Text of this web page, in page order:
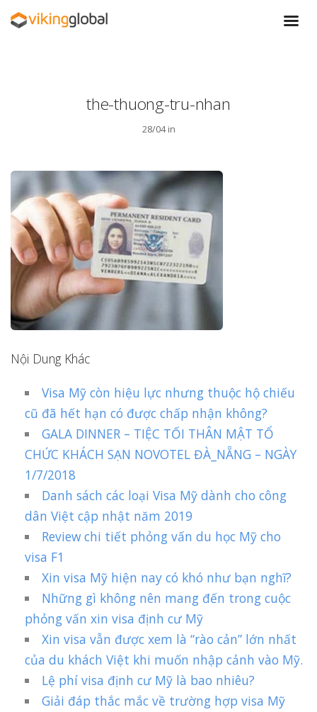
the-thuong-tru-nhan
28/04 in
Nội Dung Khác
Visa Mỹ còn hiệu lực nhưng thuộc hộ chiếu
cũ đã hết hạn có được chấp nhận không?
GALA DINNER – TIỆC TỐI THÂN MẬT TỔ
CHỨC KHÁCH SẠN NOVOTEL ĐÀ_NẴNG – NGÀY
1/7/2018
Danh sách các loại Visa Mỹ dành cho công
dân Việt cập nhật năm 2019
Review chi tiết phỏng vấn du học Mỹ cho
visa F1
Xin visa Mỹ hiện nay có khó như bạn nghĩ?
Những gì không nên mang đến trong cuộc
phỏng vấn xin visa định cư Mỹ
Xin visa vẫn được xem là “rào cản” lớn nhất
của du khách Việt khi muốn nhập cảnh vào Mỹ.
Lệ phí visa định cư Mỹ là bao nhiêu?
Giải đáp thắc mắc về trường hợp visa Mỹ